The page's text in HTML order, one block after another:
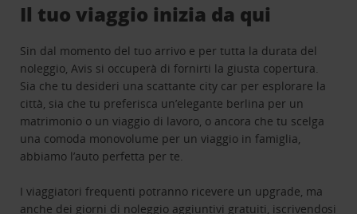
Il tuo viaggio inizia da qui
Sin dal momento del tuo arrivo e per tutta la durata del
noleggio, Avis si occuperà di fornirti la giusta copertura.
Sia che tu desideri una scattante city car per esplorare la
città, sia che tu preferisca un’elegante berlina per un
matrimonio o un viaggio di lavoro, o ancora che tu scelga
una comoda monovolume per un viaggio in famiglia,
abbiamo l’auto perfetta per te.
I viaggiatori frequenti potranno ricevere un upgrade, ma
anche dei giorni di noleggio aggiuntivi gratuiti, iscrivendosi